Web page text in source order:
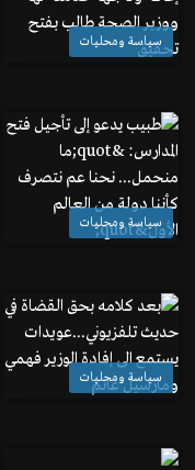
سياسة ومحليات
سياسة ومحليات
سياسة ومحليات